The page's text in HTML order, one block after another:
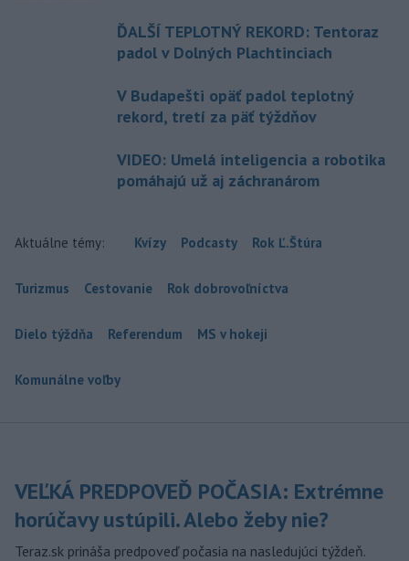
ĎALŠÍ TEPLOTNÝ REKORD: Tentoraz
padol v Dolných Plachtinciach
V Budapešti opäť padol teplotný
rekord, tretí za päť týždňov
VIDEO: Umelá inteligencia a robotika
pomáhajú už aj záchranárom
Aktuálne témy: Kvízy Podcasty Rok Ľ.Štúra
Turizmus Cestovanie Rok dobrovoľníctva
Dielo týždňa Referendum MS v hokeji
Komunálne voľby
VEĽKÁ PREDPOVEĎ POČASIA: Extrémne
horúčavy ustúpili. Alebo žeby nie?
Teraz.sk prináša predpoveď počasia na nasledujúci týždeň.